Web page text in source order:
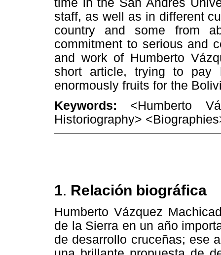
time in the San Andrés
staff, as well as in different
country and some from
commitment to serious and
and work of Humberto
short article, trying to pay
enormously fruits for the
Keywords: <Humberto
Historiography>
1. Relación biográfica
Humberto Vázquez
de la Sierra en un año
de desarrollo cruceñas; ese